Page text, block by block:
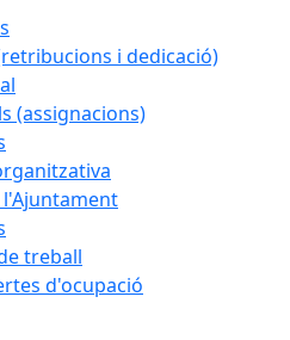
i dedicació)
(assignacions)
treball
d'ocupació